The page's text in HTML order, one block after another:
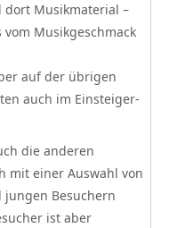
dort Musikmaterial –
Musikgeschmack
auf der übrigen
auch im Einsteiger-
die anderen
mit einer Auswahl von
jungen Besuchern
ist aber